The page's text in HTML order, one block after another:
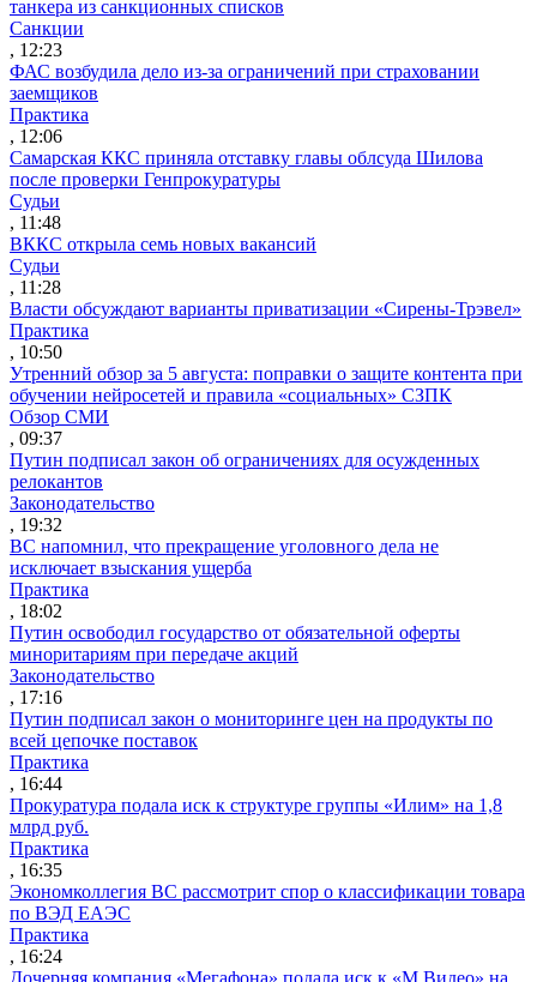
танкера из санкционных списков
Санкции
, 12:23
ФАС возбудила дело из-за ограничений при страховании
заемщиков
Практика
, 12:06
Самарская ККС приняла отставку главы облсуда Шилова
после проверки Генпрокуратуры
Судьи
, 11:48
ВККС открыла семь новых вакансий
Судьи
, 11:28
Власти обсуждают варианты приватизации «Сирены-Трэвел»
Практика
, 10:50
Утренний обзор за 5 августа: поправки о защите контента при
обучении нейросетей и правила «социальных» СЗПК
Обзор СМИ
, 09:37
Путин подписал закон об ограничениях для осужденных
релокантов
Законодательство
, 19:32
ВС напомнил, что прекращение уголовного дела не
исключает взыскания ущерба
Практика
, 18:02
Путин освободил государство от обязательной оферты
миноритариям при передаче акций
Законодательство
, 17:16
Путин подписал закон о мониторинге цен на продукты по
всей цепочке поставок
Практика
, 16:44
Прокуратура подала иск к структуре группы «Илим» на 1,8
млрд руб.
Практика
, 16:35
Экономколлегия ВС рассмотрит спор о классификации товара
по ВЭД ЕАЭС
Практика
, 16:24
Дочерняя компания «Мегафона» подала иск к «М.Видео» на